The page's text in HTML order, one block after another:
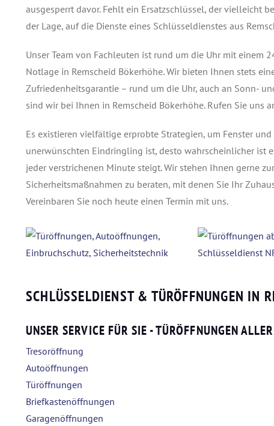
ausgesperrt davor. Fehlt ein Ersatzschlüssel, der vielleicht
der Lage, auf die Dienste eines Schlüsseldienstes aus
Unser Team von Fachleuten ist rund um die Uhr mit
Notlage in Remscheid Bökerhöhe. Wir bieten Ihnen stets
Zufriedenheitsgarantie – rund um die Uhr, auch an Sonn-
sind wir bei Ihnen in Remscheid Bökerhöhe. Rufen Sie uns
Es existieren vielfältige erprobte Strategien, um Fenster
unerwünschten Eindringling ist, desto wahrscheinlicher ist
jeder verstrichenen Minute steigt. Wir stehen Ihnen gerne
Sicherheitsmaßnahmen zu beraten, mit denen Sie Ihr
Vereinbaren Sie noch heute einen Termin mit uns.
SCHLÜSSELDIENST & TÜRÖFFNUNGEN IN
UNSER SERVICE FÜR SIE - TÜRÖFFNUNGEN
Tresoröffnung
Autoöffnungen
Türöffnungen
Briefkastenöffnungen
Garagenöffnungen